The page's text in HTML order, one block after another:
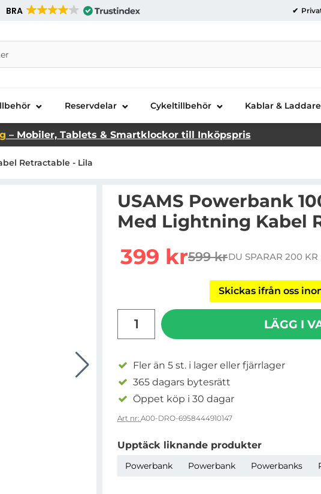
BRA
AB
Reservdelar Cykeltillbehör Kablar & Laddare
– Mobiler, Tablets & Smartklockor till Inköpspris
Retractable - Lila
USAMS Powerbank
Med Lightning Kabel
rea pris
399 krtidigare pris
599 krDU SPARAR 200 KR
Skickas ifrån oss
LÄGG I
Fler än 5 st. i lager eller fjärrlager
365 dagars bytesrätt
Öppet köp i 30 dagar
Art nr: A00-DRO-6958444910147
Upptäck liknande produkter
Powerbank Powerbank Powerbanks